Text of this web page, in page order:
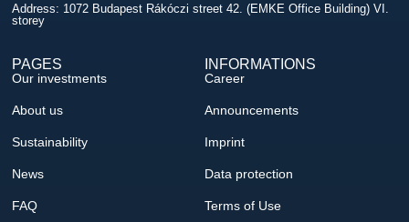
Address: 1072 Budapest Rákóczi street 42. (EMKE Office Building) VI.
storey
PAGES
Our investments
About us
Sustainability
News
FAQ
INFORMATIONS
Career
Announcements
Imprint
Data protection
Terms of Use